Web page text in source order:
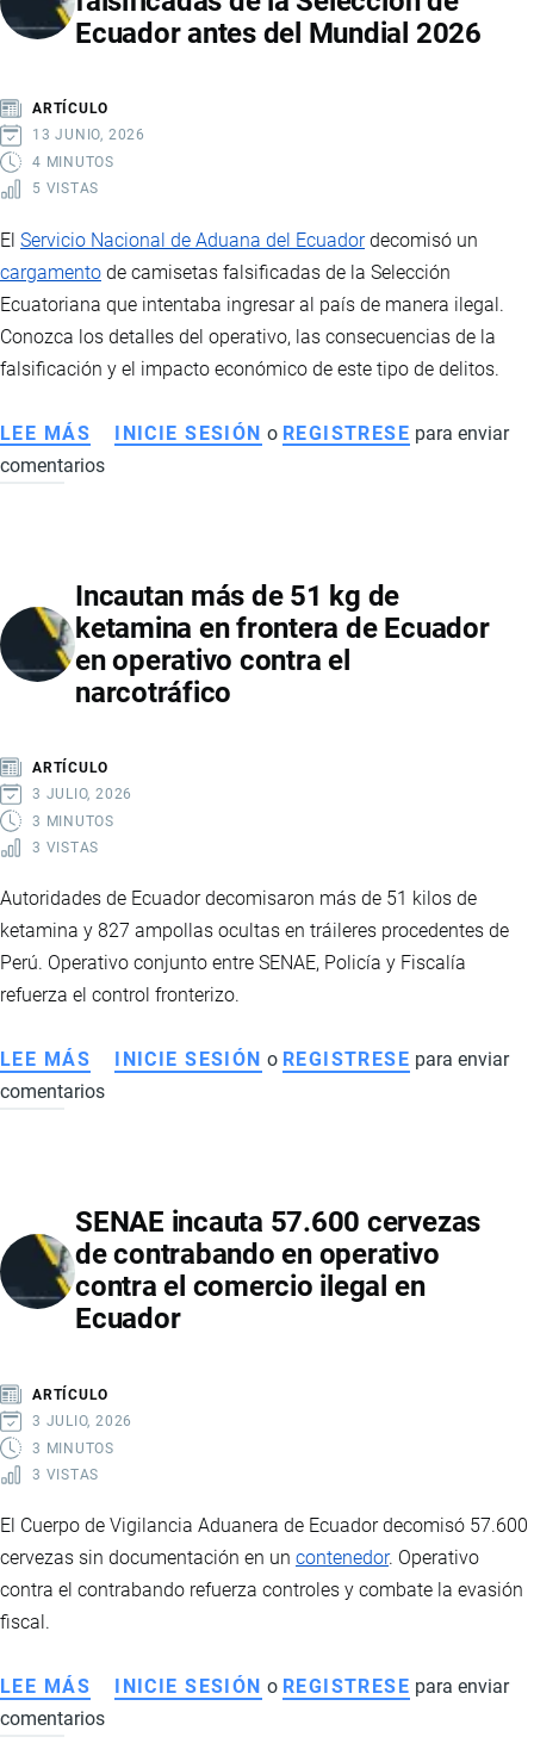
DE
CONTRABANDO
EN
EL
DE
GUAYAQUIL
Ecuador antes del Mundial 2026
ARTÍCULO
13 JUNIO, 2026
4 MINUTOS
5 VISTAS
El Servicio Nacional de Aduana del Ecuadordecomisó un
cargamento de camisetas falsificadas de la Selección
Ecuatoriana que intentaba ingresar al país de manera ilegal.
Conozca los detalles del operativo, las consecuencias de la
falsificación y el impacto económico de este tipo de delitos.
LEE MÁS SOBRE
SENAE
DE
LA
SELECCIÓN
DE
DEL
MUNDIAL
2026
INICIE SESIÓN o REGISTRESE para enviar
comentarios
Incautan más de 51 kg de
ketamina en frontera de Ecuador
en operativo contra el
narcotráfico
ARTÍCULO
3 JULIO, 2026
3 MINUTOS
3 VISTAS
Autoridades de Ecuador decomisaron más de 51 kilos de
ketamina y 827 ampollas ocultas en tráileres procedentes de
Perú. Operativo conjunto entre SENAE, Policía y Fiscalía
refuerza el control fronterizo.
LEE MÁS SOBRE
INCAUTAN
KG
DE
KETAMINA
EN
ECUADOR
EN
OPERATIVO
INICIE SESIÓN o REGISTRESE para enviar
comentarios
SENAE incauta 57.600 cervezas
de contrabando en operativo
contra el comercio ilegal en
Ecuador
ARTÍCULO
3 JULIO, 2026
3 MINUTOS
3 VISTAS
El Cuerpo de Vigilancia Aduanera de Ecuador decomisó 57.600
cervezas sin documentación en un contenedor. Operativo
contra el contrabando refuerza controles y combate la evasión
fiscal.
LEE MÁS SOBRE
SENAE
INICIE SESIÓN o REGISTRESE para enviar
comentarios